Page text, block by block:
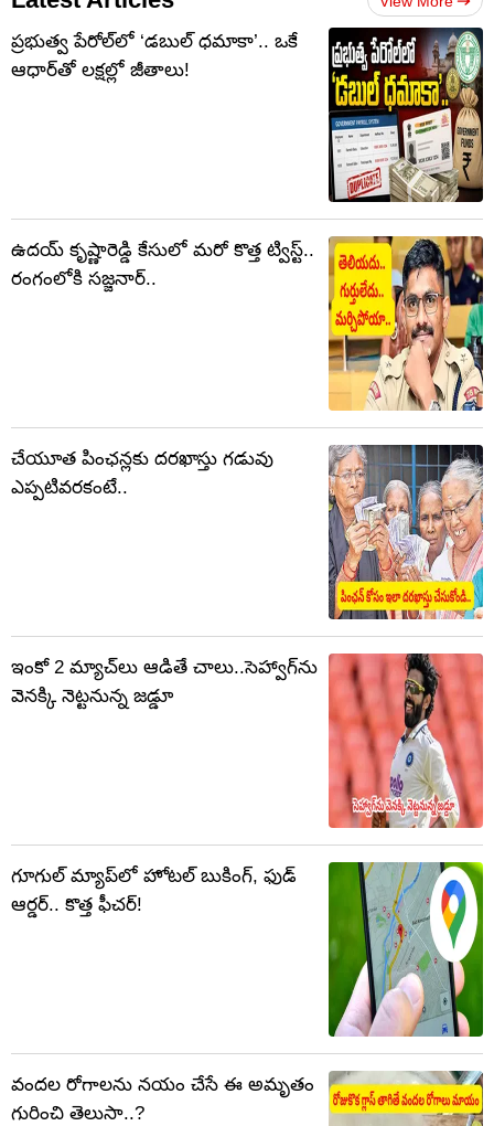
ప్రభుత్వ పేరోల్‌లో ‘డబుల్ ధమాకా’.. ఒకే
ఆధార్‌తో లక్షల్లో జీతాలు!
ఉదయ్ కృష్ణారెడ్డి కేసులో మరో కొత్త ట్విస్ట్..
రంగంలోకి సజ్జనార్..
చేయూత పింఛన్లకు దరఖాస్తు గడువు
ఎప్పటివరకంటే..
ఇంకో 2 మ్యాచ్‌లు ఆడితే చాలు..సెహ్వాగ్‌ను
వెనక్కి నెట్టనున్న జడ్డూ
గూగుల్‌ మ్యాప్‌లో హోటల్ బుకింగ్, ఫుడ్
ఆర్డర్.. కొత్త ఫీచర్!
వందల రోగాలను నయం చేసే ఈ అమృతం
గురించి తెలుసా..?